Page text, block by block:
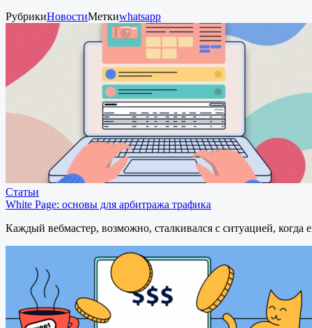
РубрикиНовостиМеткиwhatsapp
Статьи
White Page: основы для арбитража трафика
Каждый вебмастер, возможно, сталкивался с ситуацией,